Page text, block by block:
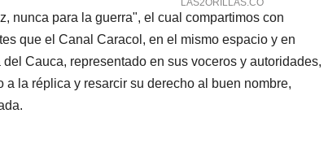
nunca para la guerra", el cual compartimos con
que el Canal Caracol, en el mismo espacio y en
Cauca, representado en sus voceros y autoridades,
la réplica y resarcir su derecho al buen nombre,